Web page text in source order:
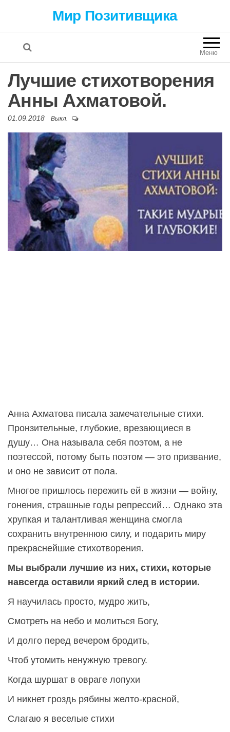
Мир Позитивщика
Меню
Лучшие стихотворения
Анны Ахматовой.
01.09.2018 Выкл.
Анна Ахматова писала замечательные стихи.
Пронзительные, глубокие, врезающиеся в
душу… Она называла себя поэтом, а не
поэтессой, потому быть поэтом — это призвание,
и оно не зависит от пола.
Многое пришлось пережить ей в жизни — войну,
гонения, страшные годы репрессий… Однако эта
хрупкая и талантливая женщина смогла
сохранить внутреннюю силу, и подарить миру
прекраснейшие стихотворения.
Мы выбрали лучшие из них, стихи, которые
навсегда оставили яркий след в истории.
Я научилась просто, мудро жить,
Смотреть на небо и молиться Богу,
И долго перед вечером бродить,
Чтоб утомить ненужную тревогу.
Когда шуршат в овраге лопухи
И никнет гроздь рябины желто-красной,
Слагаю я веселые стихи